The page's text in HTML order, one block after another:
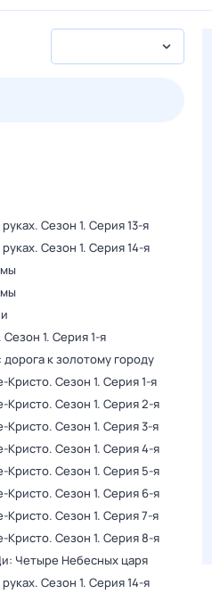
. Сезон 1. Серия 13-я
. Сезон 1. Серия 14-я
. Сезон 1. Серия 1-я
к золотому городу
Кpисто. Сезон 1. Серия 1-я
Кpисто. Сезон 1. Серия 2-я
Кpисто. Сезон 1. Серия 3-я
Кpисто. Сезон 1. Серия 4-я
Кpисто. Сезон 1. Серия 5-я
Кpисто. Сезон 1. Серия 6-я
Кpисто. Сезон 1. Серия 7-я
Кpисто. Сезон 1. Серия 8-я
Четыре Небесных царя
. Сезон 1. Серия 14-я